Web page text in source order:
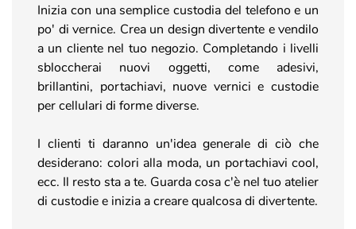
Inizia con una semplice custodia del telefono e un
po' di vernice. Crea un design divertente e vendilo
a un cliente nel tuo negozio. Completando i livelli
sbloccherai nuovi oggetti, come adesivi,
brillantini, portachiavi, nuove vernici e custodie
per cellulari di forme diverse.
I clienti ti daranno un'idea generale di ciò che
desiderano: colori alla moda, un portachiavi cool,
ecc. Il resto sta a te. Guarda cosa c'è nel tuo atelier
di custodie e inizia a creare qualcosa di divertente.